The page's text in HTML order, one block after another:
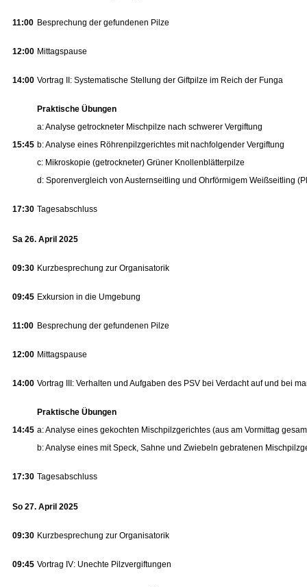
11:00 Besprechung der gefundenen Pilze
12:00 Mittagspause
14:00 Vortrag II: Systematische Stellung der Giftpilze im Reich der Funga
15:45
Praktische Übungen
a: Analyse getrockneter Mischpilze nach schwerer Vergiftung
b: Analyse eines Röhrenpilzgerichtes mit nachfolgender Vergiftung
c: Mikroskopie (getrockneter) Grüner Knollenblätterpilze
d: Sporenvergleich von Austernseitling und Ohrförmigem Weißseitling
17:30 Tagesabschluss
Sa 26. April 2025
09:30 Kurzbesprechung zur Organisatorik
09:45 Exkursion in die Umgebung
11:00 Besprechung der gefundenen Pilze
12:00 Mittagspause
14:00 Vortrag III: Verhalten und Aufgaben des PSV bei Verdacht auf und bei
14:45
Praktische Übungen
a: Analyse eines gekochten Mischpilzgerichtes (aus am Vormittag
b: Analyse eines mit Speck, Sahne und Zwiebeln gebratenen
17:30 Tagesabschluss
So 27. April 2025
09:30 Kurzbesprechung zur Organisatorik
09:45 Vortrag IV: Unechte Pilzvergiftungen